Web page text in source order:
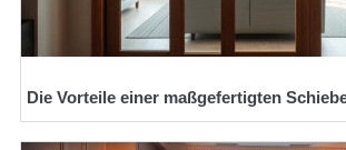
Die Vorteile einer maßgefertigten